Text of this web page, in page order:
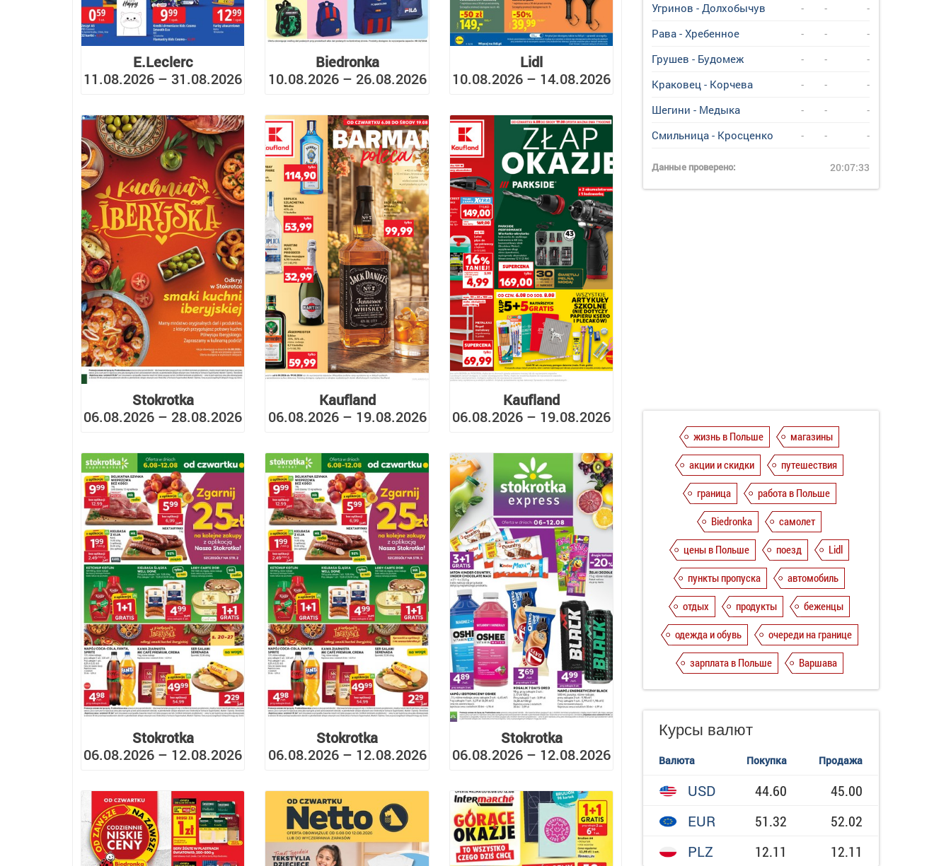
E.Leclerc
11.08.2026 – 31.08.2026
Biedronka
10.08.2026 – 26.08.2026
Lidl
10.08.2026 – 14.08.2026
Stokrotka
06.08.2026 – 28.08.2026
Kaufland
06.08.2026 – 19.08.2026
Kaufland
06.08.2026 – 19.08.2026
Stokrotka
06.08.2026 – 12.08.2026
Stokrotka
06.08.2026 – 12.08.2026
Stokrotka
06.08.2026 – 12.08.2026
Угринов - Долхобычув
- -
-
Рава - Хребенное
- -
-
Грушев - Будомеж
- -
-
Краковец - Корчева
- -
-
Шегини - Медыка
- -
-
Смильница - Кросценко
- - -
Данные проверено: 20:07:33
жизнь в Польше
магазины
акции и скидки
путешествия
граница
работа в Польше
Biedronka
самолет
цены в Польше
поезд
Lidl
пункты пропуска
автомобиль
отдых
продукты
беженцы
одежда и обувь
очереди на границе
зарплата в Польше
Варшава
Курсы валют
Валюта Покупка Продажа
USD 44.60
45.00
EUR
51.32
52.02
PLZ
12.11 12.11